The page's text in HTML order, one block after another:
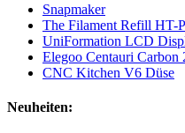
Snapmaker
The Filament Refill HT-
UniFormation LCD
Elegoo Centauri Carbon
CNC Kitchen V6 Düse
Neuheiten: